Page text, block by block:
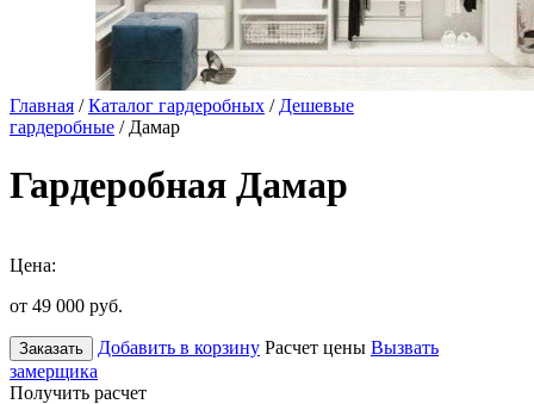
Главная /Каталог гардеробных / Дешевые
гардеробные / Дамар
Гардеробная Дамар
Цена:
от 49 000 руб.
Заказать Добавить в корзину Расчет цены Вызвать
замерщика
Получить расчет